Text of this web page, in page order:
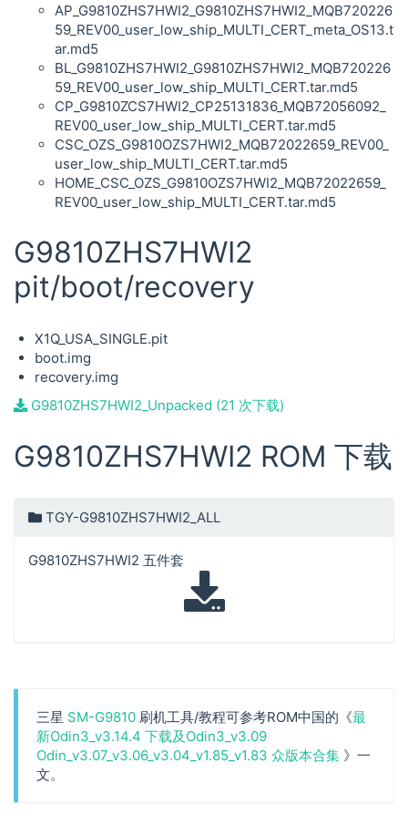
AP_G9810ZHS7HWI2_G9810ZHS7HWI2_MQB720226
59_REV00_user_low_ship_MULTI_CERT_meta_OS13.t
ar.md5
BL_G9810ZHS7HWI2_G9810ZHS7HWI2_MQB720226
59_REV00_user_low_ship_MULTI_CERT.tar.md5
CP_G9810ZCS7HWI2_CP25131836_MQB72056092_
REV00_user_low_ship_MULTI_CERT.tar.md5
CSC_OZS_G9810OZS7HWI2_MQB72022659_REV00_
user_low_ship_MULTI_CERT.tar.md5
HOME_CSC_OZS_G9810OZS7HWI2_MQB72022659_
REV00_user_low_ship_MULTI_CERT.tar.md5
G9810ZHS7HWI2
pit/boot/recovery
X1Q_USA_SINGLE.pit
boot.img
recovery.img
G9810ZHS7HWI2_Unpacked (21 次下载)
G9810ZHS7HWI2 ROM 下载
TGY-G9810ZHS7HWI2_ALL
G9810ZHS7HWI2 五件套
三星 SM-G9810 刷机工具/教程可参考ROM中国的《最
新Odin3_v3.14.4 下载及Odin3_v3.09
Odin_v3.07_v3.06_v3.04_v1.85_v1.83 众版本合集 》一
文。